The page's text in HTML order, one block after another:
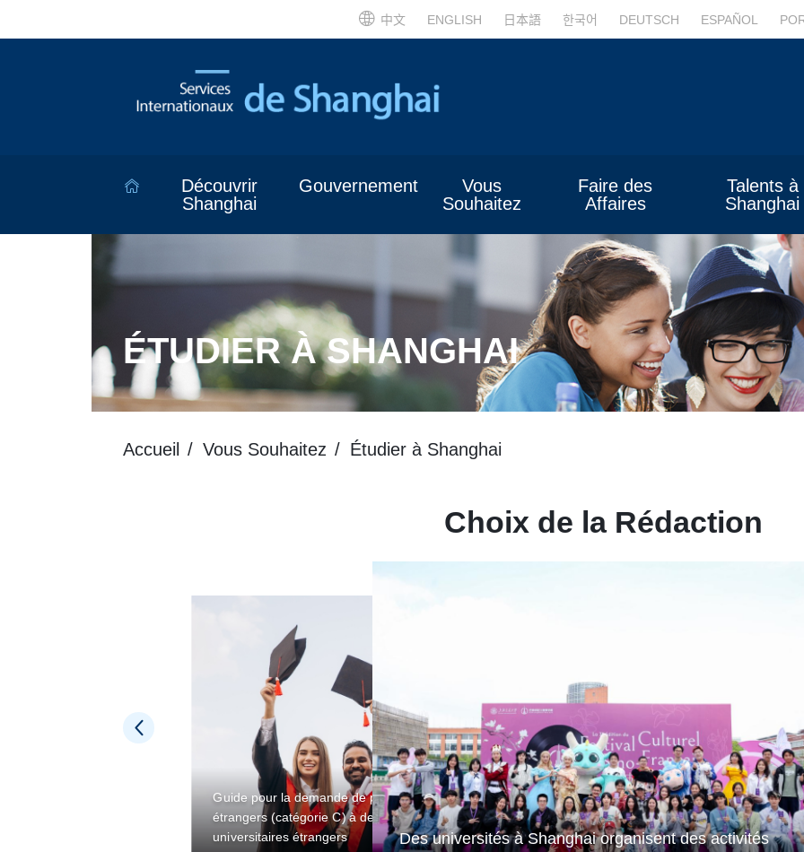
中文 ENGLISH 日本語 한국어 DEUTSCH ESPAÑOL
Découvrir
Shanghai
Gouvernement
Vous
Souhaitez
Faire des
Affaires
Talents à
Shanghai
ÉTUDIER À SHANGHAI
Accueil Vous Souhaitez Étudier à Shanghai
Choix de la Rédaction
Guide pour la demande de permis de travail pour
étrangers (catégorie C) à destination des diplômés
universitaires étrangers
Des universités à Shanghai organisent des activités
Shanghai accueille